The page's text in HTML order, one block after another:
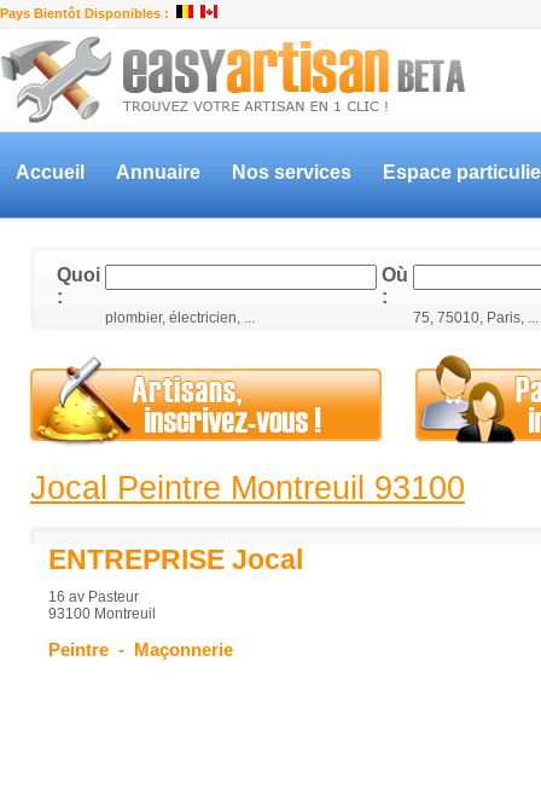
Pays Bientôt Disponibles :
Accueil Annuaire Nos services Espace
Quoi
:
Où
:
plombier, électricien, ... 75, 75010, Paris, ...
Jocal Peintre Montreuil 93100
ENTREPRISE Jocal
16 av Pasteur
93100 Montreuil
Peintre - Maçonnerie